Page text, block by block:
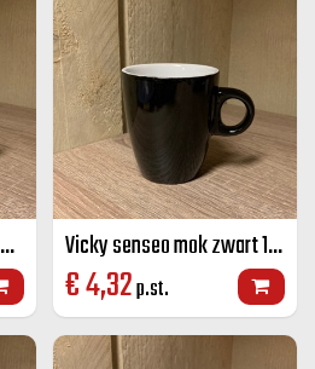
Vicky senseo mok bruin 19 CL Vicky senseo mok zwart 19 CL
€4,32p.st.